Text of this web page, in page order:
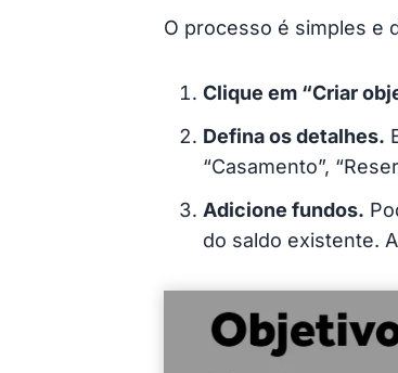
O processo é simples e
Clique em “Criar
Defina os detalhes.
“Casamento”,
Adicione fundos.
do saldo existente.